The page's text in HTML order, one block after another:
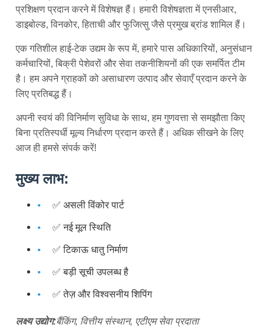
प्रशिक्षण प्रदान करने में विशेषज्ञ हैं। हमारी विशेषज्ञता में एनसीआर,
डाइबोल्ड, विनकोर, हिताची और फुजित्सु जैसे प्रमुख ब्रांड शामिल हैं।
एक गतिशील हाई-टेक उद्यम के रूप में, हमारे पास अधिकारियों, अनुसंधान
कर्मचारियों, बिक्री पेशेवरों और सेवा तकनीशियनों की एक समर्पित टीम
है। हम अपने ग्राहकों को असाधारण उत्पाद और सेवाएँ प्रदान करने के
लिए प्रतिबद्ध हैं।
अपनी स्वयं की विनिर्माण सुविधा के साथ, हम गुणवत्ता से समझौता किए
बिना प्रतिस्पर्धी मूल्य निर्धारण प्रदान करते हैं। अधिक सीखने के लिए
आज ही हमसे संपर्क करें!
मुख्य लाभ:
✅ असली विंकोर पार्ट
✅ नई मूल स्थिति
✅ टिकाऊ धातु निर्माण
✅ बड़ी सूची उपलब्ध है
✅ तेज़ और विश्वसनीय शिपिंग
लक्ष्य उद्योग:बैंकिंग, वित्तीय संस्थान, एटीएम सेवा प्रदाता